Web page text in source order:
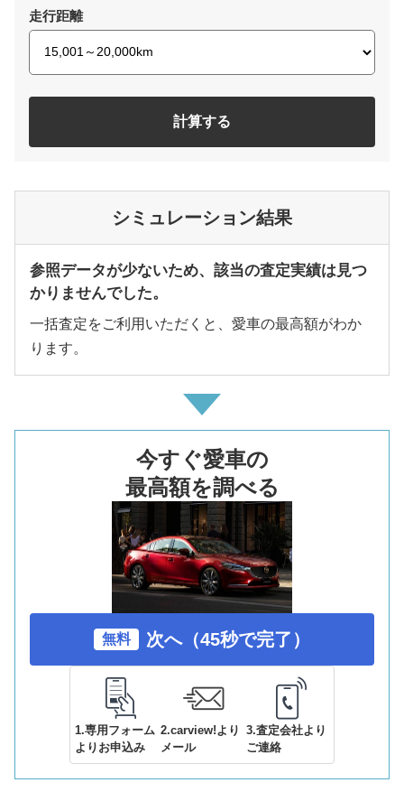
走行距離
計算する
シミュレーション結果
参照データが少ないため、該当の査定実績は見つ
かりませんでした。
一括査定をご利用いただくと、愛車の最高額がわか
ります。
今すぐ愛車の
最高額を調べる
無料 次へ（45秒で完了）
1.専用フォーム
よりお申込み
2.carview!より
メール
3.査定会社より
ご連絡